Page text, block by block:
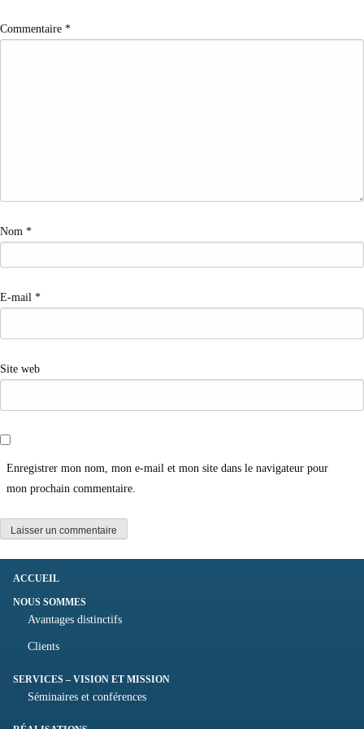
Commentaire *
Nom *
E-mail *
Site web
Enregistrer mon nom, mon e-mail et mon site dans le navigateur pour
mon prochain commentaire.
ACCUEIL
NOUS SOMMES
Avantages distinctifs
Clients
SERVICES – VISION ET MISSION
Séminaires et conférences